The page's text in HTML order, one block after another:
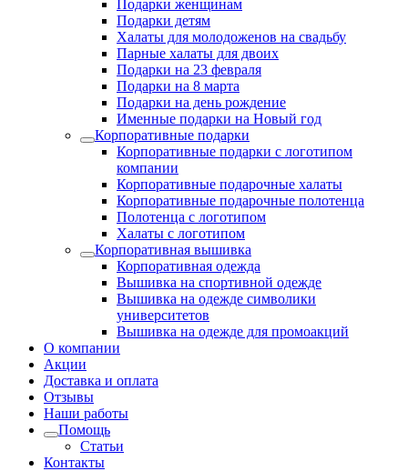
Подарки женщинам
Подарки детям
Халаты для молодоженов на свадьбу
Парные халаты для двоих
Подарки на 23 февраля
Подарки на 8 марта
Подарки на день рождение
Именные подарки на Новый год
Корпоративные подарки
Корпоративные подарки с логотипом
компании
Корпоративные подарочные халаты
Корпоративные подарочные полотенца
Полотенца с логотипом
Халаты с логотипом
Корпоративная вышивка
Корпоративная одежда
Вышивка на спортивной одежде
Вышивка на одежде символики
университетов
Вышивка на одежде для промоакций
О компании
Акции
Доставка и оплата
Отзывы
Наши работы
Помощь
Статьи
Контакты